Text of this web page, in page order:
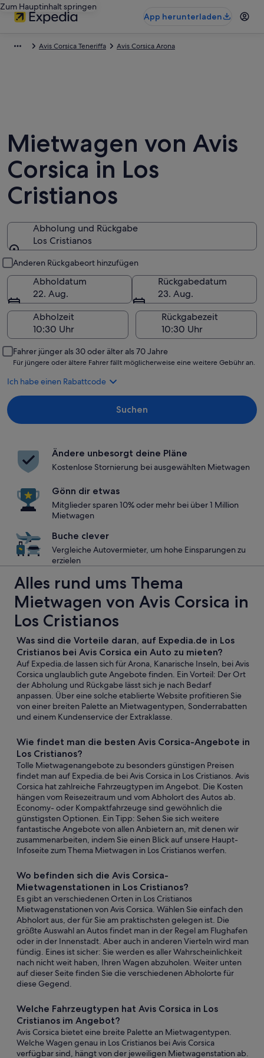
Zum Hauptinhalt springen
App herunterladen
Avis Corsica Teneriffa Avis Corsica Arona
Mietwagen von Avis
Corsica in Los
Cristianos
Abholung und Rückgabe
Los Cristianos
Anderen Rückgabeort hinzufügen
Abholdatum
22. Aug.
Rückgabedatum
23. Aug.
Abholzeit
Rückgabezeit
Fahrer jünger als 30 oder älter als 70 Jahre
Für jüngere oder ältere Fahrer fällt möglicherweise eine weitere Gebühr an.
Ich habe einen Rabattcode
Suchen
Ändere unbesorgt deine Pläne
Kostenlose Stornierung bei ausgewählten Mietwagen
Gönn dir etwas
Mitglieder sparen 10% oder mehr bei über 1 Million
Mietwagen
Buche clever
Vergleiche Autovermieter, um hohe Einsparungen zu
erzielen
Alles rund ums Thema
Mietwagen von Avis Corsica in
Los Cristianos
Was sind die Vorteile daran, auf Expedia.de in Los
Cristianos bei Avis Corsica ein Auto zu mieten?
Auf Expedia.de lassen sich für Arona, Kanarische Inseln, bei Avis
Corsica unglaublich gute Angebote finden. Ein Vorteil: Der Ort
der Abholung und Rückgabe lässt sich je nach Bedarf
anpassen. Über eine solche etablierte Website profitieren Sie
von einer breiten Palette an Mietwagentypen, Sonderrabatten
und einem Kundenservice der Extraklasse.
Wie findet man die besten Avis Corsica-Angebote in
Los Cristianos?
Tolle Mietwagenangebote zu besonders günstigen Preisen
findet man auf Expedia.de bei Avis Corsica in Los Cristianos. Avis
Corsica hat zahlreiche Fahrzeugtypen im Angebot. Die Kosten
hängen vom Reisezeitraum und vom Abholort des Autos ab.
Economy- oder Kompaktfahrzeuge sind gewöhnlich die
günstigsten Optionen. Ein Tipp: Sehen Sie sich weitere
fantastische Angebote von allen Anbietern an, mit denen wir
zusammenarbeiten, indem Sie einen Blick auf unsere Haupt-
Infoseite zum Thema Mietwagen in Los Cristianos werfen.
Wo befinden sich die Avis Corsica-
Mietwagenstationen in Los Cristianos?
Es gibt an verschiedenen Orten in Los Cristianos
Mietwagenstationen von Avis Corsica. Wählen Sie einfach den
Abholort aus, der für Sie am praktischsten gelegen ist. Die
größte Auswahl an Autos findet man in der Regel am Flughafen
oder in der Innenstadt. Aber auch in anderen Vierteln wird man
fündig. Eines ist sicher: Sie werden es aller Wahrscheinlichkeit
nach nicht weit haben, Ihren Wagen abzuholen. Weiter unten
auf dieser Seite finden Sie die verschiedenen Abholorte für
diese Gegend.
Welche Fahrzeugtypen hat Avis Corsica in Los
Cristianos im Angebot?
Avis Corsica bietet eine breite Palette an Mietwagentypen.
Welche Wagen genau in Los Cristianos bei Avis Corsica
verfügbar sind, hängt von der jeweiligen Mietwagenstation ab.